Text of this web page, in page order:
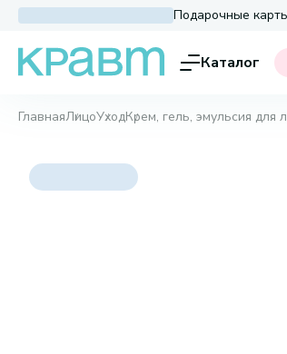
Подарочные
Каталог
ГлавнаяЛицоУходКрем, гель, эмульсия для